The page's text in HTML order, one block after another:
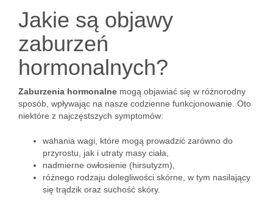
Jakie są objawy
zaburzeń
hormonalnych?
Zaburzenia hormonalne mogą objawiać się w różnorodny
sposób, wpływając na nasze codzienne funkcjonowanie. Oto
niektóre z najczęstszych symptomów:
wahania wagi, które mogą prowadzić zarówno do
przyrostu, jak i utraty masy ciała,
nadmierne owłosienie (hirsutyzm),
różnego rodzaju dolegliwości skórne, w tym nasilający
się trądzik oraz suchość skóry.